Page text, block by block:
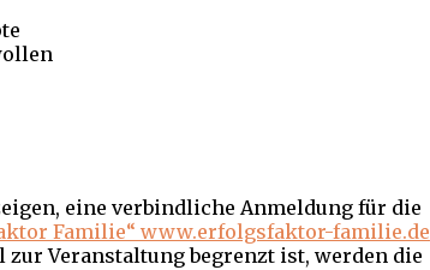
eine verbindliche Anmeldung für die
Familie“ www.erfolgsfaktor-familie.de
zur Veranstaltung begrenzt ist, werden die